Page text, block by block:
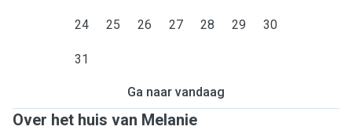
24 25 26 27 28 29 30
31
Ga naar vandaag
Over het huis van Melanie